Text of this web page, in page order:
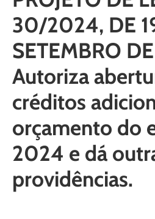
30/2024, DE
SETEMBRO
Autoriza
créditos
orçamento do
2024 e dá
providências.